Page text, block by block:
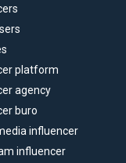
platform
agency
buro
influencer
influencer